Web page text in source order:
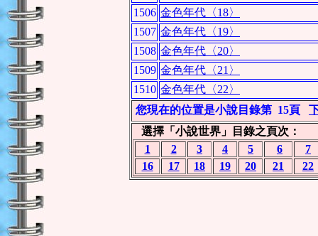
1506 金色年代〈18〉
1507 金色年代〈19〉
1508 金色年代〈20〉
1509 金色年代〈21〉
1510 金色年代〈22〉
您現在的位置是小說目錄第 15頁
選擇「小說世界」目錄之頁次：
1
2 3 4 5 6
7
16
17 18 19 20 21 22